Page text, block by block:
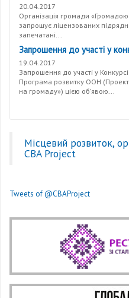
20.04.2017
Організація громади
запрошує ліцензованих
запечатані...
Запрошення до участі у
19.04.2017
Запрошення до участі у
Програма розвитку ООН
на громаду») цією об’явою...
Місцевий розвиток,
CBA Project
Tweets of @CBAProject